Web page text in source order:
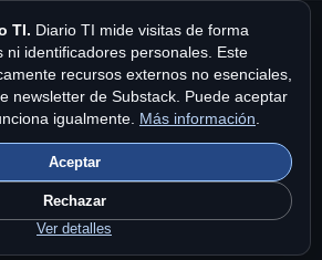
de MPA Publishing International Ltd.
|Privacidad y cookies
Brand Story
TI. Diario TI mide visitas de forma
ni identificadores personales. Este
recursos externos no esenciales,
newsletter de Substack. Puede aceptar
igualmente. Más información
Aceptar
Rechazar
Ver detalles